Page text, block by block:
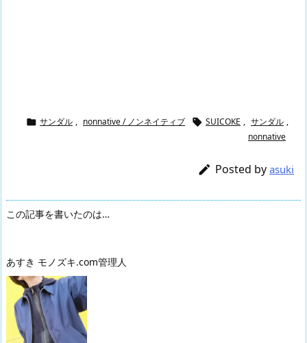
 サンダル , nonnative / ノンネイティブ  SUICOKE , サンダル ,
nonnative
 Posted by asuki
この記事を書いたのは…
あすき モノズキ.com管理人